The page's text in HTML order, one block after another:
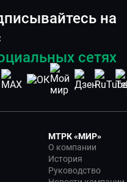
на
сетях
МТРК «МИР»
О компании
История
Руководство